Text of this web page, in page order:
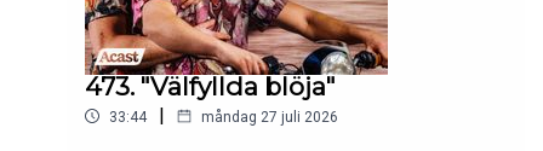
473. "Välfyllda blöja"
33:44 | måndag 27 juli 2026